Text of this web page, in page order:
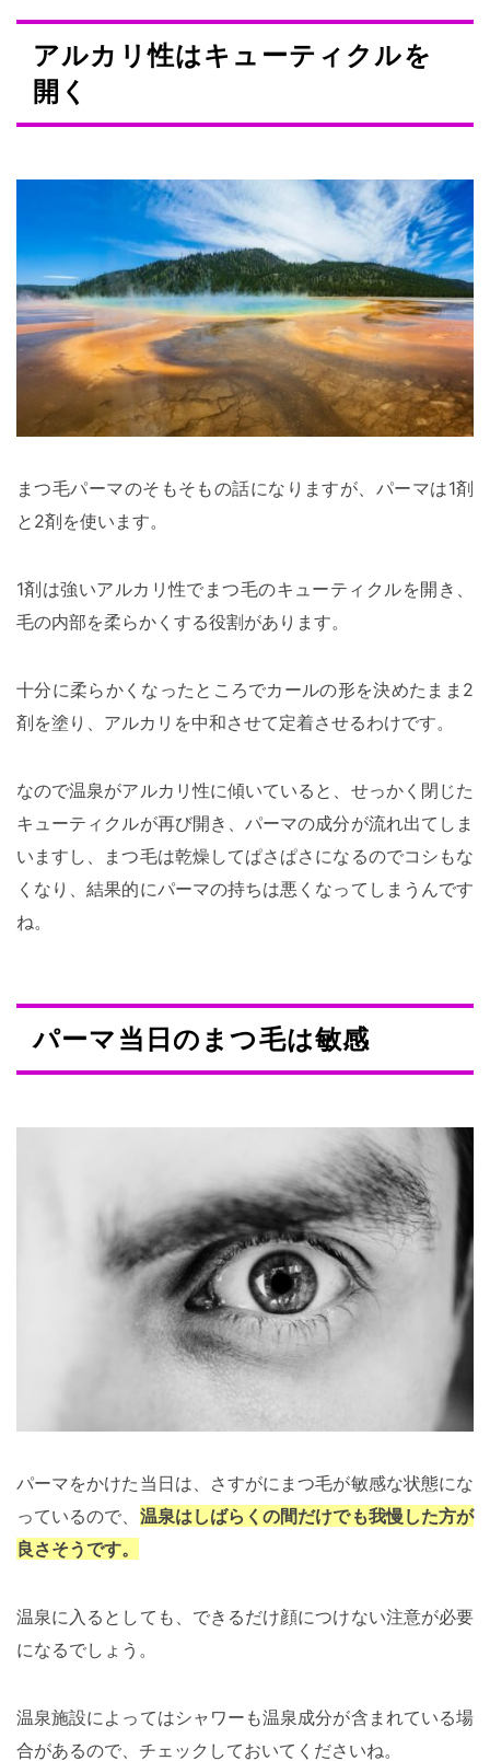
アルカリ性はキューティクルを
開く
まつ毛パーマのそもそもの話になりますが、パーマは1剤
と2剤を使います。
1剤は強いアルカリ性でまつ毛のキューティクルを開き、
毛の内部を柔らかくする役割があります。
十分に柔らかくなったところでカールの形を決めたまま2
剤を塗り、アルカリを中和させて定着させるわけです。
なので温泉がアルカリ性に傾いていると、せっかく閉じた
キューティクルが再び開き、パーマの成分が流れ出てしま
いますし、まつ毛は乾燥してぱさぱさになるのでコシもな
くなり、結果的にパーマの持ちは悪くなってしまうんです
ね。
パーマ当日のまつ毛は敏感
パーマをかけた当日は、さすがにまつ毛が敏感な状態にな
っているので、 温泉はしばらくの間だけでも我慢した方が
良さそうです。
温泉に入るとしても、できるだけ顔につけない注意が必要
になるでしょう。
温泉施設によってはシャワーも温泉成分が含まれている場
合があるので、チェックしておいてくださいね。